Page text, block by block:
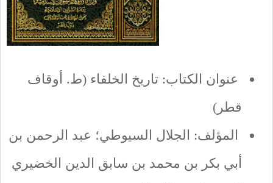
عنوان الكتاب: تاريخ الخلفاء (ط. أوقاف
قطر)
المؤلف: الجلال السيوطي؛ عبد الرحمن بن
أبي بكر بن محمد بن سابق الدين الخضيري